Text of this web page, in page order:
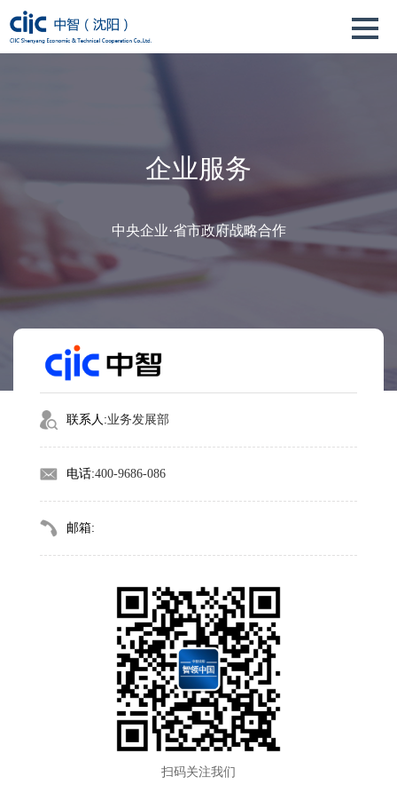
企业服务
中央企业·省市政府战略合作
联系人:业务发展部
电话:400-9686-086
邮箱:
扫码关注我们